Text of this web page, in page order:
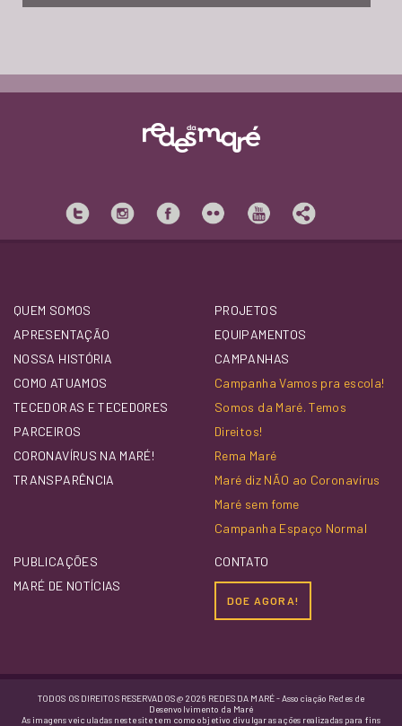
QUEM SOMOS
APRESENTAÇÃO
NOSSA HISTÓRIA
COMO ATUAMOS
TECEDORAS E TECEDORES
PARCEIROS
CORONAVÍRUS NA MARÉ!
TRANSPARÊNCIA
PROJETOS
EQUIPAMENTOS
CAMPANHAS
Campanha Vamos pra escola!
Somos da Maré. Temos
Direitos!
Rema Maré
Maré diz NÃO ao Coronavírus
Maré sem fome
Campanha Espaço Normal
PUBLICAÇÕES
MARÉ DE NOTÍCIAS
CONTATO
DOE AGORA!
TODOS OS DIREITOS RESERVADOS @ 2026 REDES DA MARÉ - Associação Redes de
Desenvolvimento da Maré
As imagens veiculadas neste site tem como objetivo divulgar as ações realizadas para fins